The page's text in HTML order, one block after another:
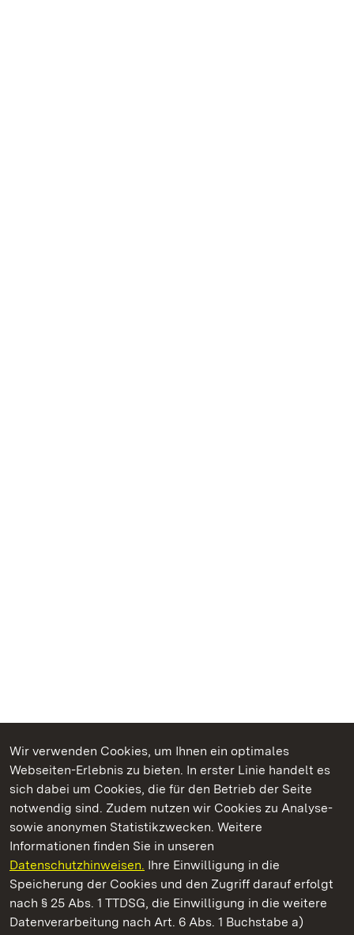
Wir verwenden Cookies, um Ihnen ein optimales
Webseiten-Erlebnis zu bieten. In erster Linie handelt es
sich dabei um Cookies, die für den Betrieb der Seite
notwendig sind. Zudem nutzen wir Cookies zu Analyse-
sowie anonymen Statistikzwecken. Weitere
Informationen finden Sie in unseren
Datenschutzhinweisen. Ihre Einwilligung in die
Speicherung der Cookies und den Zugriff darauf erfolgt
nach § 25 Abs. 1 TTDSG, die Einwilligung in die weitere
Datenverarbeitung nach Art. 6 Abs. 1 Buchstabe a)
Kommen. Staunen. Genießen.
Staatliche Schlösser und Gärten Baden‑Württemberg
Staatliche Schlösser und Gärten Baden-Württemberg